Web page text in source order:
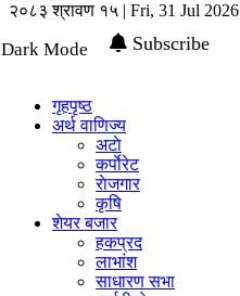
२०८३ श्रावण १५ | Fri, 31 Jul 2026
Dark Mode Subscribe
गृहपृष्ठ
अर्थ वाणिज्य
अटाे
कर्पाेरेट
राेजगार
कृषि
शेयर बजार
हकप्रद
लाभांश
साधारण सभा